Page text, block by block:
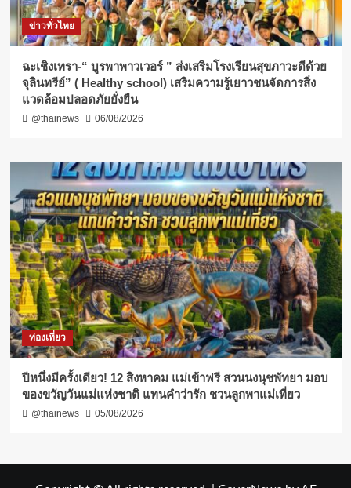
ข่าวทั่วไทย
ฉะเชิงเทรา-​“ บูรพาพาวเวอร์ ” ส่งเสริมโรงเรียนสุขภาวะดีด้วย
จุลินทรีย์” ( Healthy school) เสริมความรู้เยาวชนจัดการสิ่ง
แวดล้อมปลอดภัยยั่งยืน
@thainews 06/08/2026
ท่องเที่ยว
ปีหนึ่งมีครั้งเดียว! 12 สิงหาคม แม่เข้าฟรี สวนนงนุชพัทยา มอบ
ของขวัญวันแม่แห่งชาติ แทนคำว่ารัก ชวนลูกพาแม่เที่ยว
@thainews 05/08/2026